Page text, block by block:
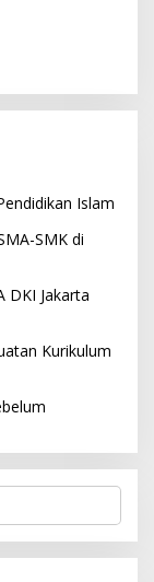
Islam
SMK di
DKI Jakarta
Kurikulum